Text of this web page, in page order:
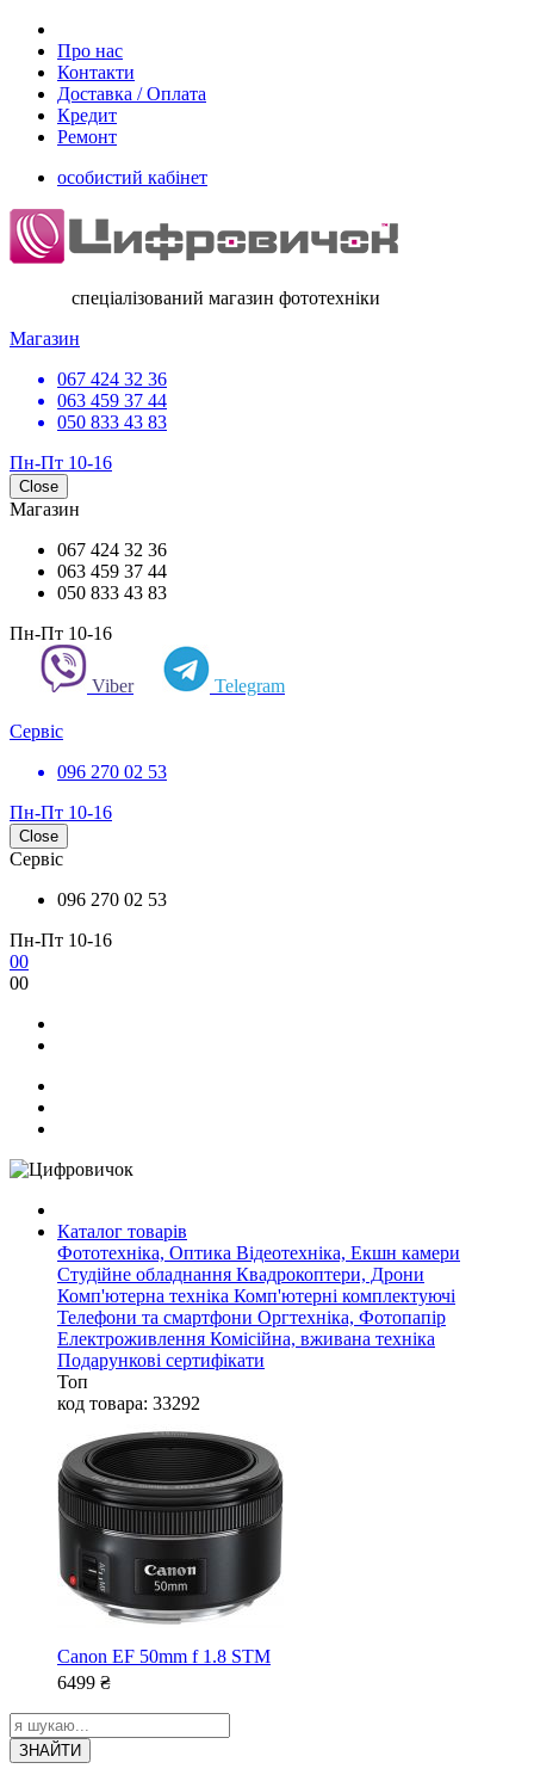
Про нас
Контакти
Доставка / Оплата
Кредит
Ремонт
особистий кабінет
спеціалізований магазин фототехніки
Магазин
067 424 32 36
063 459 37 44
050 833 43 83
Пн-Пт 10-16
Close
Магазин
067 424 32 36
063 459 37 44
050 833 43 83
Пн-Пт 10-16
Viber Telegram
Сервіс
096 270 02 53
Пн-Пт 10-16
Close
Сервіс
096 270 02 53
Пн-Пт 10-16
00
00
Каталог товарів
Фототехніка, Оптика Відеотехніка, Екшн камери
Студійне обладнання Квадрокоптери, Дрони
Комп'ютерна техніка Комп'ютерні комплектуючі
Телефони та смартфони Оргтехніка, Фотопапір
Електроживлення Комісійна, вживана техніка
Подарункові сертифікати
Топ
код товара: 33292
Canon EF 50mm f 1.8 STM
6499 ₴
ЗНАЙТИ